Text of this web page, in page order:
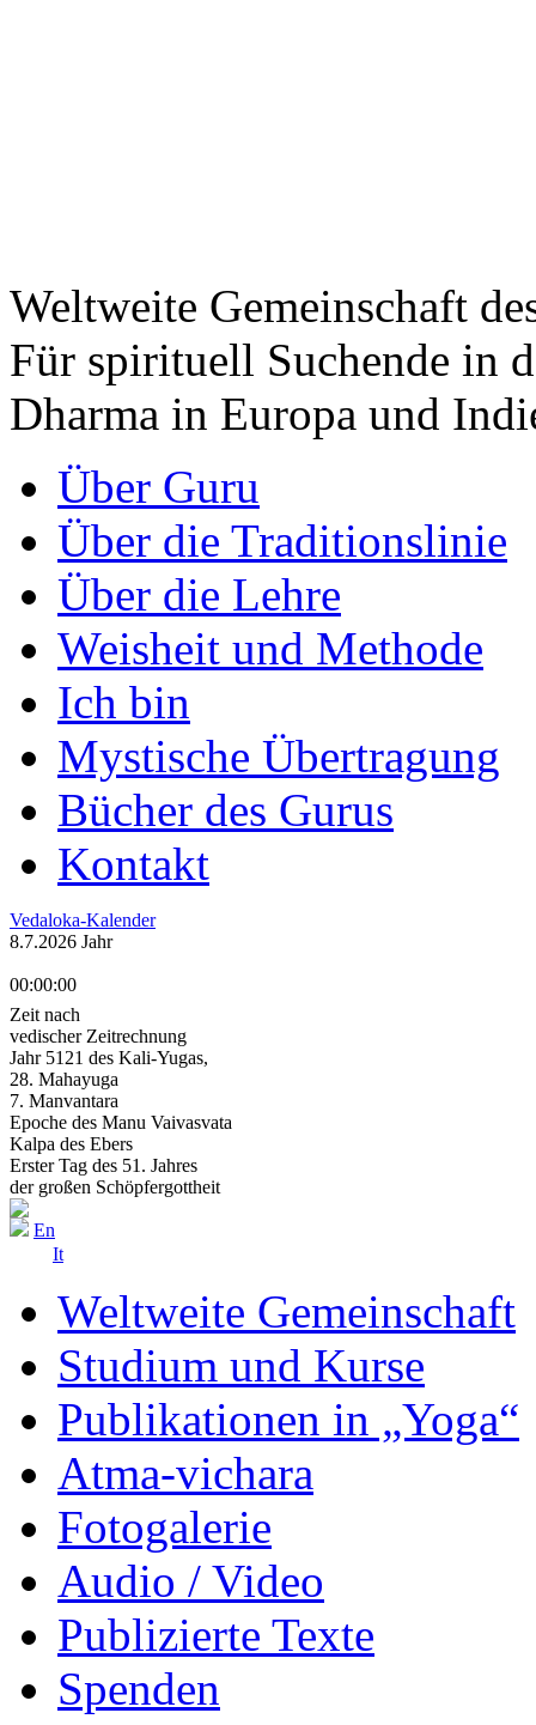
Weltweite Gemeinschaft
Für spirituell Suchende in
Dharma in Europa und
Über Guru
Über die Traditionslinie
Über die Lehre
Weisheit und Methode
Ich bin
Mystische Übertragung
Bücher des Gurus
Kontakt
Vedaloka-Kalender
8.7.2026 Jahr
00:00:00
Zeit nach
vedischer Zeitrechnung
Jahr 5121 des Kali-Yugas,
28. Mahayuga
7. Manvantara
Epoche des Manu Vaivasvata
Kalpa des Ebers
Erster Tag des 51. Jahres
der großen Schöpfergottheit
En
It
Weltweite Gemeinschaft
Studium und Kurse
Publikationen in „Yoga“
Atma-vichara
Fotogalerie
Audio / Video
Publizierte Texte
Spenden